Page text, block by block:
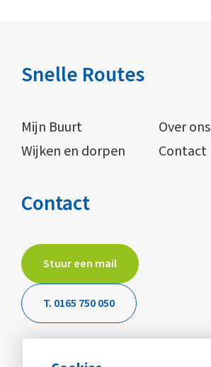
Snelle Routes
Mijn Buurt
Over ons
Wijken en dorpen
Contact
Contact
Stuur een mail
T. 0165 750 050